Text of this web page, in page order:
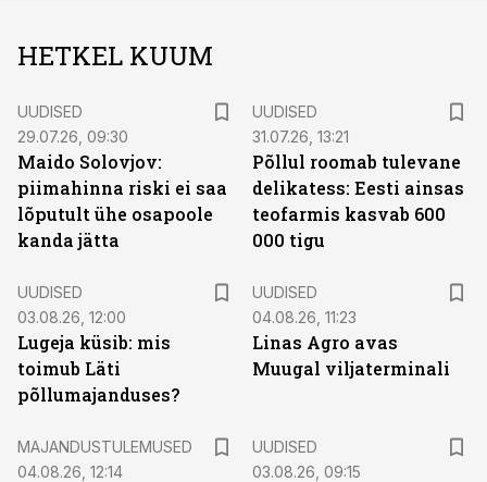
HETKEL KUUM
UUDISED
29.07.26, 09:30
Maido Solovjov:
piimahinna riski ei saa
lõputult ühe osapoole
kanda jätta
UUDISED
31.07.26, 13:21
Põllul roomab tulevane
delikatess: Eesti ainsas
teofarmis kasvab 600
000 tigu
UUDISED
03.08.26, 12:00
Lugeja küsib: mis
toimub Läti
põllumajanduses?
UUDISED
04.08.26, 11:23
Linas Agro avas
Muugal viljaterminali
MAJANDUSTULEMUSED
04.08.26, 12:14
UUDISED
03.08.26, 09:15